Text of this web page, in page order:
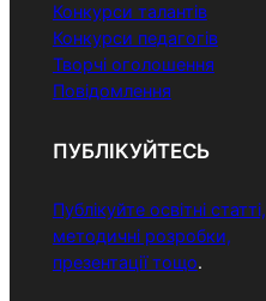
Конкурси талантів
Конкурси педагогів
Творчі оголошення
Повідомлення
ПУБЛІКУЙТЕСЬ
Публікуйте освітні статті,
методичні розробки,
презентації тощо.